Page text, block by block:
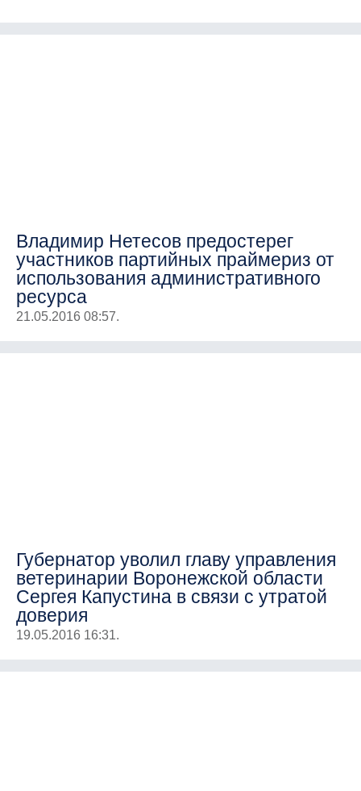
Владимир Нетесов предостерег
участников партийных праймериз от
использования административного
ресурса
21.05.2016 08:57.
Губернатор уволил главу управления
ветеринарии Воронежской области
Сергея Капустина в связи с утратой
доверия
19.05.2016 16:31.